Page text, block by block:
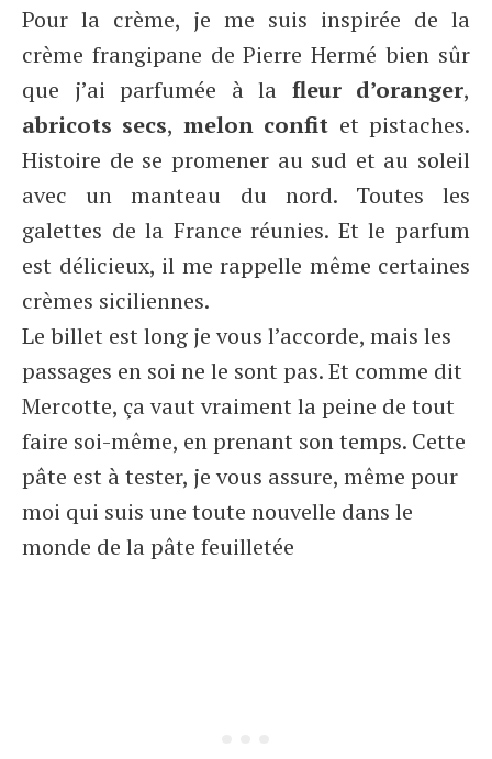
Pour la crème, je me suis inspirée de la
crème frangipane de Pierre Hermé bien sûr
que j’ai parfumée à la fleur d’oranger,
abricots secs, melon confit et pistaches.
Histoire de se promener au sud et au soleil
avec un manteau du nord. Toutes les
galettes de la France réunies. Et le parfum
est délicieux, il me rappelle même certaines
crèmes siciliennes.
Le billet est long je vous l’accorde, mais les
passages en soi ne le sont pas. Et comme dit
Mercotte, ça vaut vraiment la peine de tout
faire soi-même, en prenant son temps. Cette
pâte est à tester, je vous assure, même pour
moi qui suis une toute nouvelle dans le
monde de la pâte feuilletée